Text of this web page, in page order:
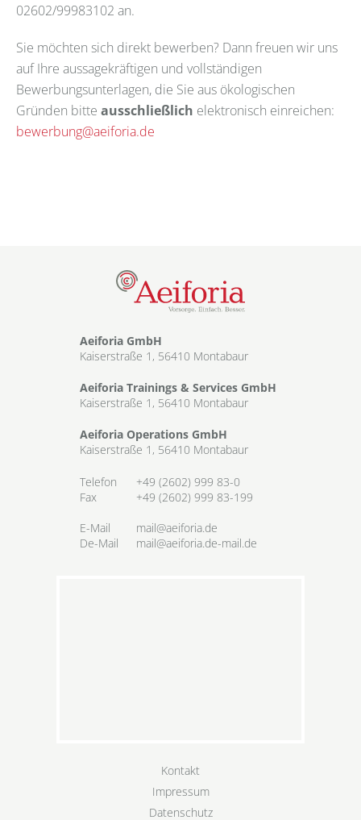
02602/99983102 an.
Sie möchten sich direkt bewerben? Dann freuen wir uns
auf Ihre aussagekräftigen und vollständigen
Bewerbungsunterlagen, die Sie aus ökologischen
Gründen bitte ausschließlich elektronisch einreichen:
bewerbung@aeiforia.de
Aeiforia GmbH
Kaiserstraße 1, 56410 Montabaur
Aeiforia Trainings & Services GmbH
Kaiserstraße 1, 56410 Montabaur
Aeiforia Operations GmbH
Kaiserstraße 1, 56410 Montabaur
Telefon
+49 (2602) 999 83-0
Fax
+49 (2602) 999 83-199
E-Mail
mail@aeiforia.de
De-Mail
mail@aeiforia.de-mail.de
Kontakt
Impressum
Datenschutz